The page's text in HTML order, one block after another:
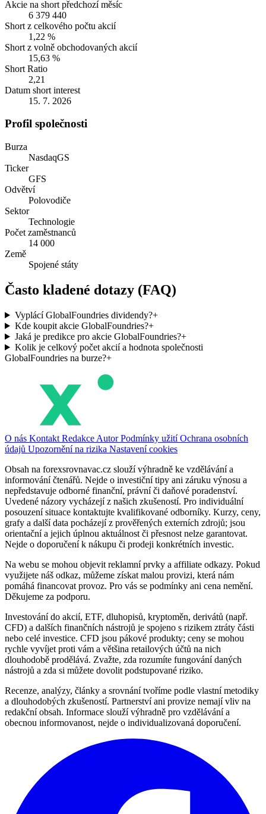
Akcie na short předchozí měsíc
6 379 440
Short z celkového počtu akcií
1,22 %
Short z volně obchodovaných akcií
15,63 %
Short Ratio
2,21
Datum short interest
15. 7. 2026
Profil společnosti
Burza
NasdaqGS
Ticker
GFS
Odvětví
Polovodiče
Sektor
Technologie
Počet zaměstnanců
14 000
Země
Spojené státy
Často kladené dotazy (FAQ)
Vyplácí GlobalFoundries dividendy?+
Kde koupit akcie GlobalFoundries?+
Jaká je predikce pro akcie GlobalFoundries?+
Kolik je celkový počet akcií a hodnota společnosti
GlobalFoundries na burze?+
O nás Kontakt Redakce AutorPodmínky užitíOchrana osobních
údajů Upozornění na rizika Nastavení cookies
Obsah na forexsrovnavac.cz slouží výhradně ke vzdělávání a
informování čtenářů. Nejde o investiční tipy ani záruku výnosu a
nepředstavuje odborné finanční, právní či daňové poradenství.
Uvedené názory vycházejí z našich zkušeností. Pro individuální
posouzení situace kontaktujte kvalifikované odborníky. Kurzy, ceny,
grafy a další data pocházejí z prověřených externích zdrojů; jsou
orientační a jejich úplnou aktuálnost či přesnost nelze garantovat.
Nejde o doporučení k nákupu či prodeji konkrétních investic.
Na webu se mohou objevit reklamní prvky a affiliate odkazy. Pokud
využijete náš odkaz, můžeme získat malou provizi, která nám
pomáhá financovat provoz. Pro vás se podmínky ani cena nemění.
Děkujeme za podporu.
Investování do akcií, ETF, dluhopisů, kryptoměn, derivátů (např.
CFD) a dalších finančních nástrojů je spojeno s rizikem ztráty části
nebo celé investice. CFD jsou pákové produkty; ceny se mohou
rychle vyvíjet proti vám a většina retailových účtů na nich
dlouhodobě prodělává. Zvažte, zda rozumíte fungování daných
nástrojů a zda si můžete dovolit podstupované riziko.
Recenze, analýzy, články a srovnání tvoříme podle vlastní metodiky
a dlouhodobých zkušeností. Partnerství ani provize nemají vliv na
redakční obsah. Informace slouží výhradně pro vzdělávání a
obecnou informovanost, nejde o individualizovaná doporučení.